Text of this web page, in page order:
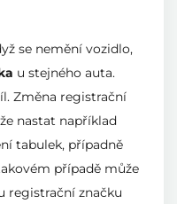
se nemění vozidlo,
u stejného auta.
Změna registrační
nastat například
tabulek, případně
případě může
registrační značku